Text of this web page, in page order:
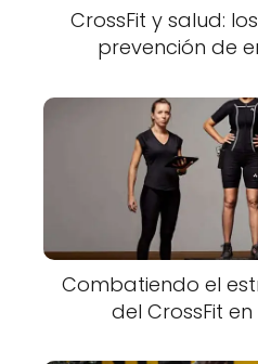
CrossFit y salud:
prevención de
Combatiendo el
del CrossFit